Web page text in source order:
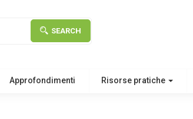
SEARCH
Approfondimenti Risorse pratiche